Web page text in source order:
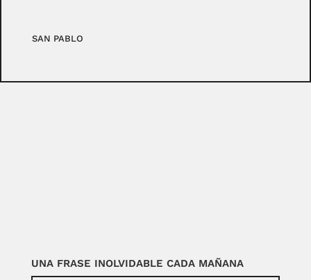
SAN PABLO
UNA FRASE INOLVIDABLE CADA MAÑANA